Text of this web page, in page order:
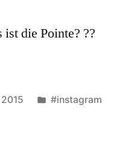
die Pointe? ??
Veröffentlicht
#instagram